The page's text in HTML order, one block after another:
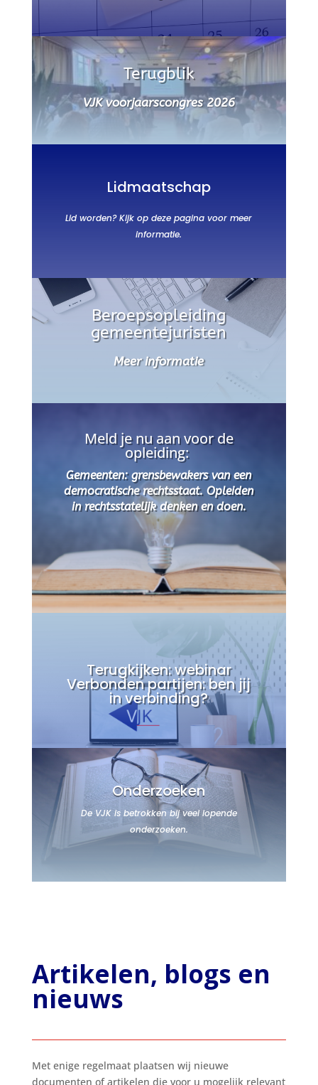
Terugblik
VJK voorjaarscongres 2026
Lidmaatschap
Lid worden? Kijk op deze pagina voor meer
informatie.
Beroepsopleiding
gemeentejuristen
Meer informatie
Meld je nu aan voor de
opleiding:
Gemeenten: grensbewakers van een
democratische rechtsstaat. Opleiden
in rechtsstatelijk denken en doen.
Terugkijken:webinar
Verbonden partijen: ben jij
in verbinding?
Onderzoeken
De VJK is betrokken bij veel lopende
onderzoeken.
Artikelen, blogs en
nieuws
Met enige regelmaat plaatsen wij nieuwe
documenten of artikelen die voor u mogelijk relevant